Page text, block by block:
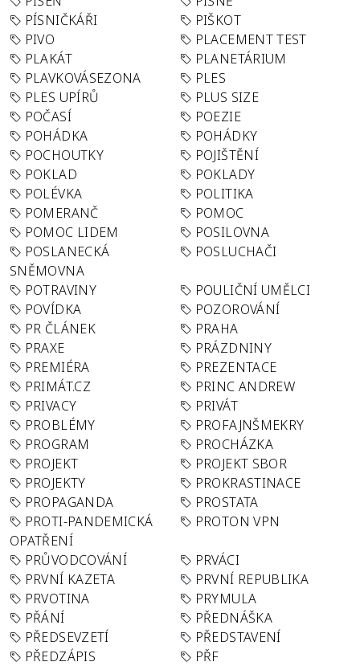
PÍSNIČKÁŘI
PIŠKOT
PIVO
PLACEMENT TEST
PLAKÁT
PLANETÁRIUM
PLAVKOVÁSEZONA
PLES
PLES UPÍRŮ
PLUS SIZE
POČASÍ
POEZIE
POHÁDKA
POHÁDKY
POCHOUTKY
POJIŠTĚNÍ
POKLAD
POKLADY
POLÉVKA
POLITIKA
POMERANČ
POMOC
POMOC LIDEM
POSILOVNA
POSLANECKÁ
SNĚMOVNA
POSLUCHAČI
POTRAVINY
POULIČNÍ UMĚLCI
POVÍDKA
POZOROVÁNÍ
PR ČLÁNEK
PRAHA
PRAXE
PRÁZDNINY
PREMIÉRA
PREZENTACE
PRIMÁT.CZ
PRINC ANDREW
PRIVACY
PRIVÁT
PROBLÉMY
PROFAJNŠMEKRY
PROGRAM
PROCHÁZKA
PROJEKT
PROJEKT SBOR
PROJEKTY
PROKRASTINACE
PROPAGANDA
PROSTATA
PROTI-PANDEMICKÁ
OPATŘENÍ
PROTON VPN
PRŮVODCOVÁNÍ
PRVÁCI
PRVNÍ KAZETA
PRVNÍ REPUBLIKA
PRVOTINA
PRYMULA
PŘÁNÍ
PŘEDNÁŠKA
PŘEDSEVZETÍ
PŘEDSTAVENÍ
PŘEDZÁPIS
PŘF